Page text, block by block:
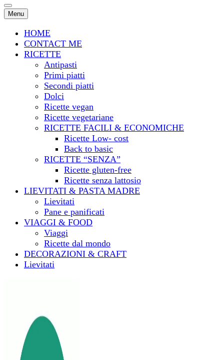
Menu
HOME
CONTACT ME
RICETTE
Antipasti
Primi piatti
Secondi piatti
Dolci
Ricette vegan
Ricette vegetariane
RICETTE FACILI & ECONOMICHE
Ricette Low- cost
Back to basic
RICETTE “SENZA”
Ricette gluten-free
Ricette senza lattosio
LIEVITATI & PASTA MADRE
Lievitati
Pane e panificati
VIAGGI & FOOD
Viaggi
Ricette dal mondo
DECORAZIONI & CRAFT
Lievitati